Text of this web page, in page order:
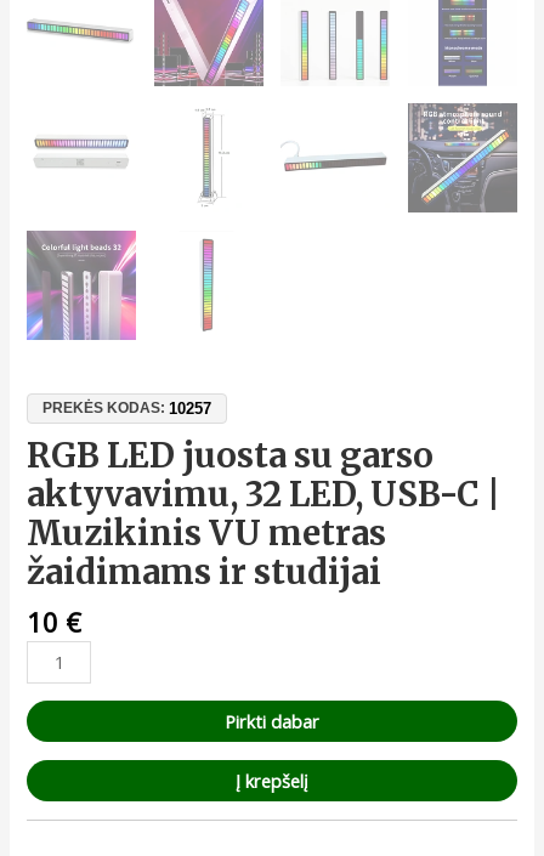
PREKĖS KODAS:10257
RGB LED juosta su garso
aktyvavimu, 32 LED, USB-C |
Muzikinis VU metras
žaidimams ir studijai
10 €
Pirkti dabar
Į krepšelį